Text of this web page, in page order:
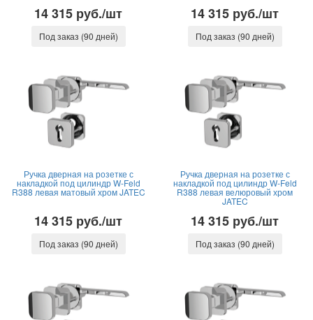
14 315 руб./шт
Под заказ (90 дней)
14 315 руб./шт
Под заказ (90 дней)
Ручка дверная на розетке с
накладкой под цилиндр W-Feld
R388 левая матовый хром JATEC
14 315 руб./шт
Под заказ (90 дней)
Ручка дверная на розетке с
накладкой под цилиндр W-Feld
R388 левая велюровый хром
JATEC
14 315 руб./шт
Под заказ (90 дней)